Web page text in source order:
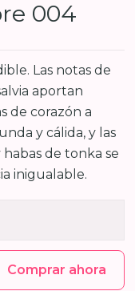
004
Las notas de
aportan
de corazón a
y cálida, y las
de tonka se
inigualable.
Comprar ahora